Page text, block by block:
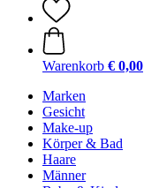
Warenkorb € 0,00
Marken
Gesicht
Make-up
Körper & Bad
Haare
Männer